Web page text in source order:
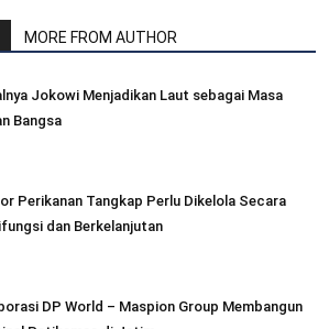
MORE FROM AUTHOR
Jokowi Menjadikan Laut sebagai Masa
Bangsa
Perikanan Tangkap Perlu Dikelola Secara
dan Berkelanjutan
DP World – Maspion Group Membangun